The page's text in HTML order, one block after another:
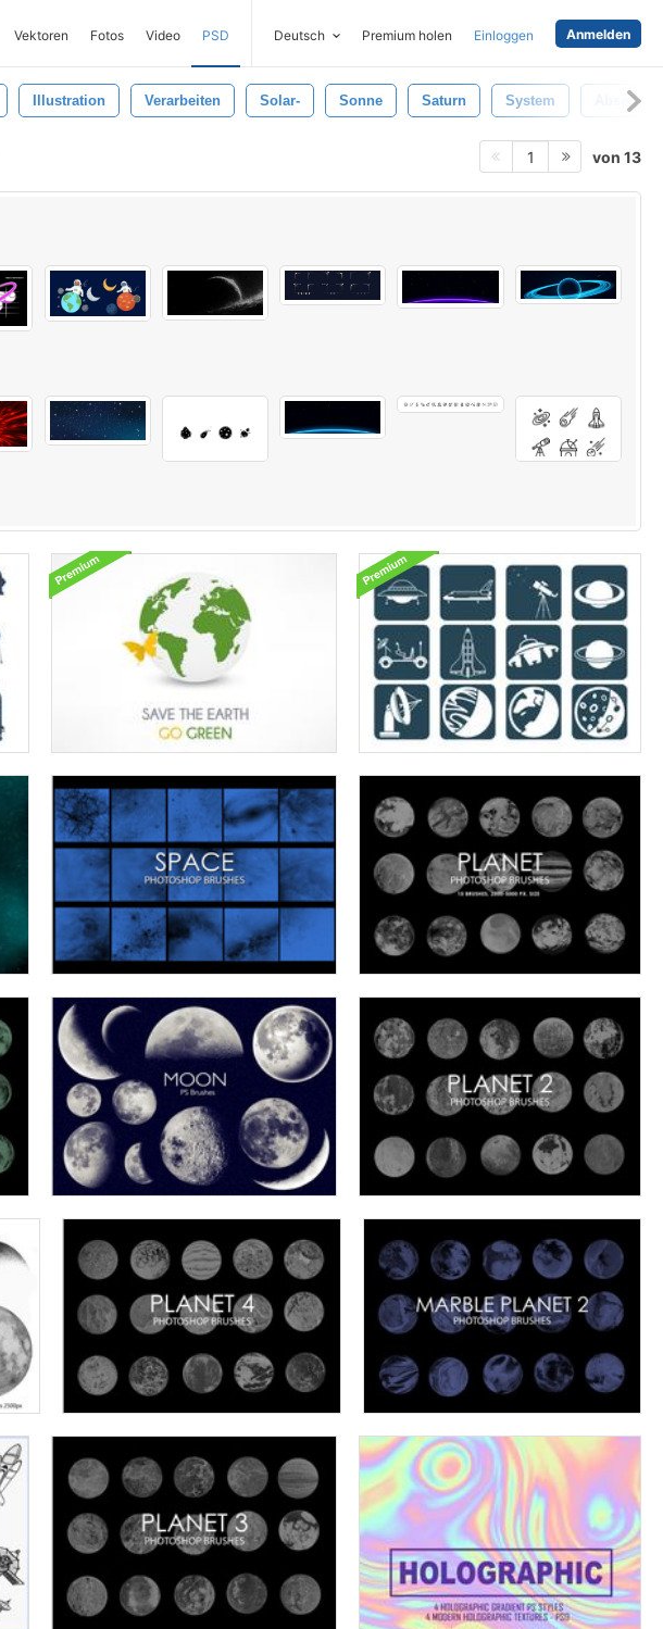
Vektoren Fotos Video PSD Deutsch Premium holen Einloggen Anmelden
Illustration Verarbeiten Solar- Sonne Saturn System Absolvent
1 von 13